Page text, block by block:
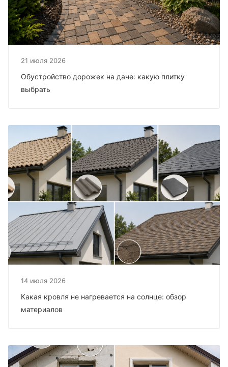
21 июля 2026
Обустройство дорожек на даче: какую плитку
выбрать
14 июля 2026
Какая кровля не нагревается на солнце: обзор
материалов